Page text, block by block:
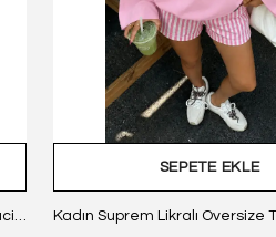
Kadın Suprem Likralı Oversize T-Shirt - lacivert
SEPETE EKLE